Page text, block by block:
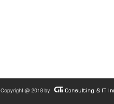
Copyright @ 2018 by Consulting & IT